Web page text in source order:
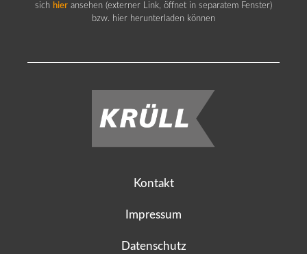
sich hier ansehen (externer Link, öffnet in separatem Fenster)
bzw. hier herunterladen können
Kontakt
Impressum
Datenschutz